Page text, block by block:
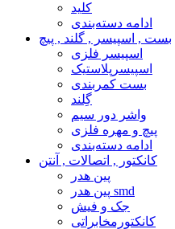
کلید
ادامه دسته‌بندی
بست , اسپیسر , گلند , پیچ
اسپیسر فلزی
اسپیسرپلاستیک
بست کمربندی
گِلند
واشر دور سیم
پیچ و مهره فلزی
ادامه دسته‌بندی
کانکتور , اتصالات , آنتن
پین هدر
پین هدر smd
جک و فیش
کانکتورمخابراتی